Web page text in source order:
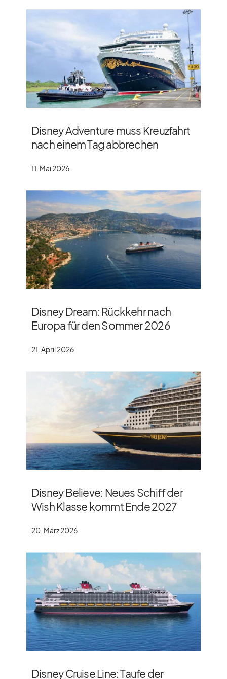
Disney Adventure muss Kreuzfahrt
nach einem Tag abbrechen
11. Mai 2026
Disney Dream: Rückkehr nach
Europa für den Sommer 2026
21. April 2026
Disney Believe: Neues Schiff der
Wish Klasse kommt Ende 2027
20. März 2026
Disney Cruise Line: Taufe der